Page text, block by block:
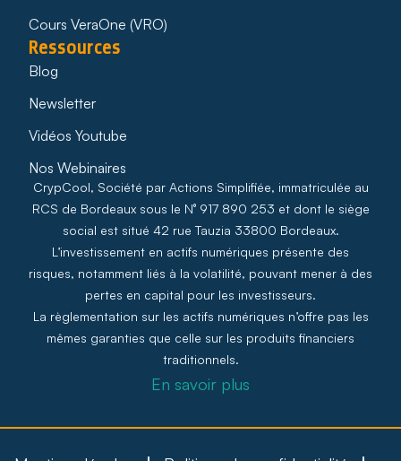
Cours VeraOne (VRO)
Ressources
Blog
Newsletter
Vidéos Youtube
Nos Webinaires
CrypCool, Société par Actions Simplifiée, immatriculée au
RCS de Bordeaux sous le N° 917 890 253 et dont le siège
social est situé 42 rue Tauzia 33800 Bordeaux.
L’investissement en actifs numériques présente des
risques, notamment liés à la volatilité, pouvant mener à des
pertes en capital pour les investisseurs.
La règlementation sur les actifs numériques n’offre pas les
mêmes garanties que celle sur les produits financiers
traditionnels.
En savoir plus